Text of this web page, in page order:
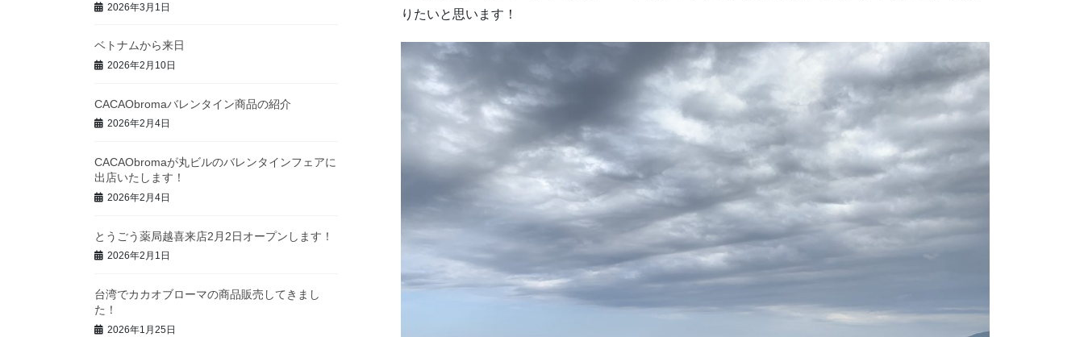
りたいと思います！
2026年3月1日
ベトナムから来日
2026年2月10日
CACAObromaバレンタイン商品の紹介
2026年2月4日
CACAObromaが丸ビルのバレンタインフェアに
出店いたします！
2026年2月4日
とうごう薬局越喜来店2月2日オープンします！
2026年2月1日
台湾でカカオブローマの商品販売してきまし
た！
2026年1月25日